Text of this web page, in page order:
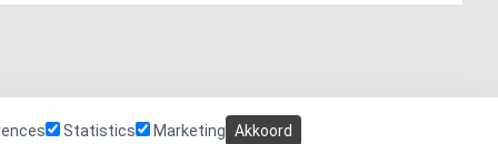
Statistics Marketing Akkoord